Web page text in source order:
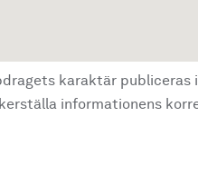
karaktär publiceras
informationens